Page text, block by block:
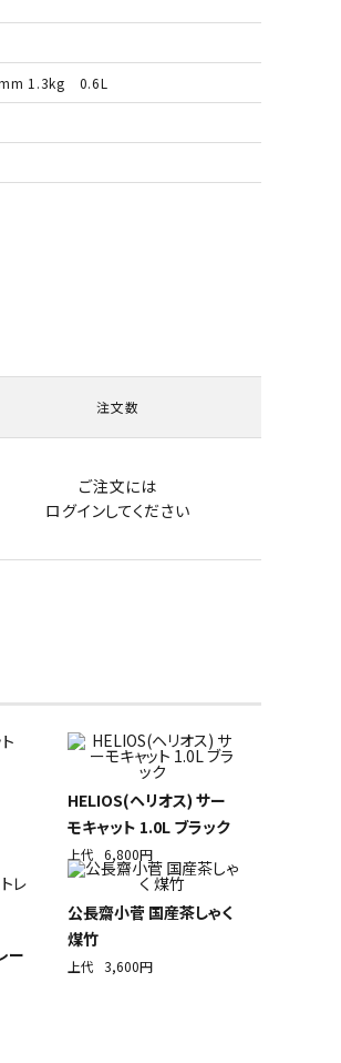
1.3kg 0.6L
注文数
ご注文には
ログインしてください
HELIOS(ヘリオス) サー
モキャット 1.0L ブラック
上代 6,800円
ー
公長齋小菅 国産茶しゃく
煤竹
上代 3,600円